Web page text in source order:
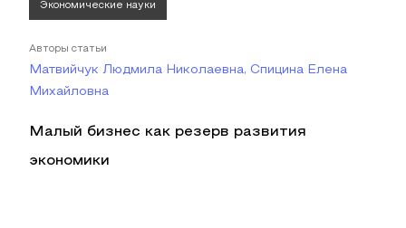
Экономические науки
Авторы статьи
Матвийчук Людмила Николаевна, Спицина Елена
Михайловна
Малый бизнес как резерв развития
экономики